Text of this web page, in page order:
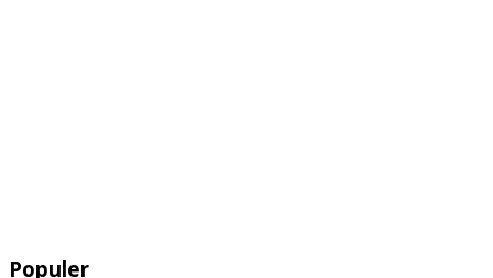
Populer